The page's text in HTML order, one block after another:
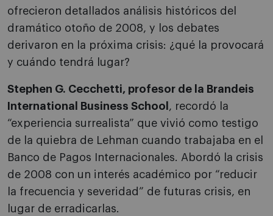
ofrecieron detallados análisis históricos del
dramático otoño de 2008, y los debates
derivaron en la próxima crisis: ¿qué la provocará
y cuándo tendrá lugar?
Stephen G. Cecchetti, profesor de la Brandeis
International Business School , recordó la
“experiencia surrealista” que vivió como testigo
de la quiebra de Lehman cuando trabajaba en el
Banco de Pagos Internacionales. Abordó la crisis
de 2008 con un interés académico por “reducir
la frecuencia y severidad” de futuras crisis, en
lugar de erradicarlas.